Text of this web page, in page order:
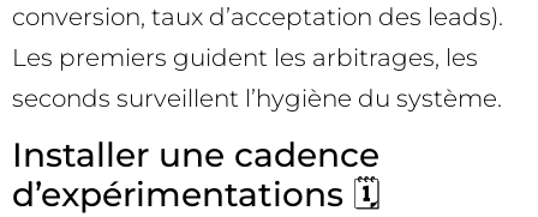
conversion, taux d’acceptation des leads).
Les premiers guident les arbitrages, les
seconds surveillent l’hygiène du système.
Installer une cadence
d’expérimentations 🗓️